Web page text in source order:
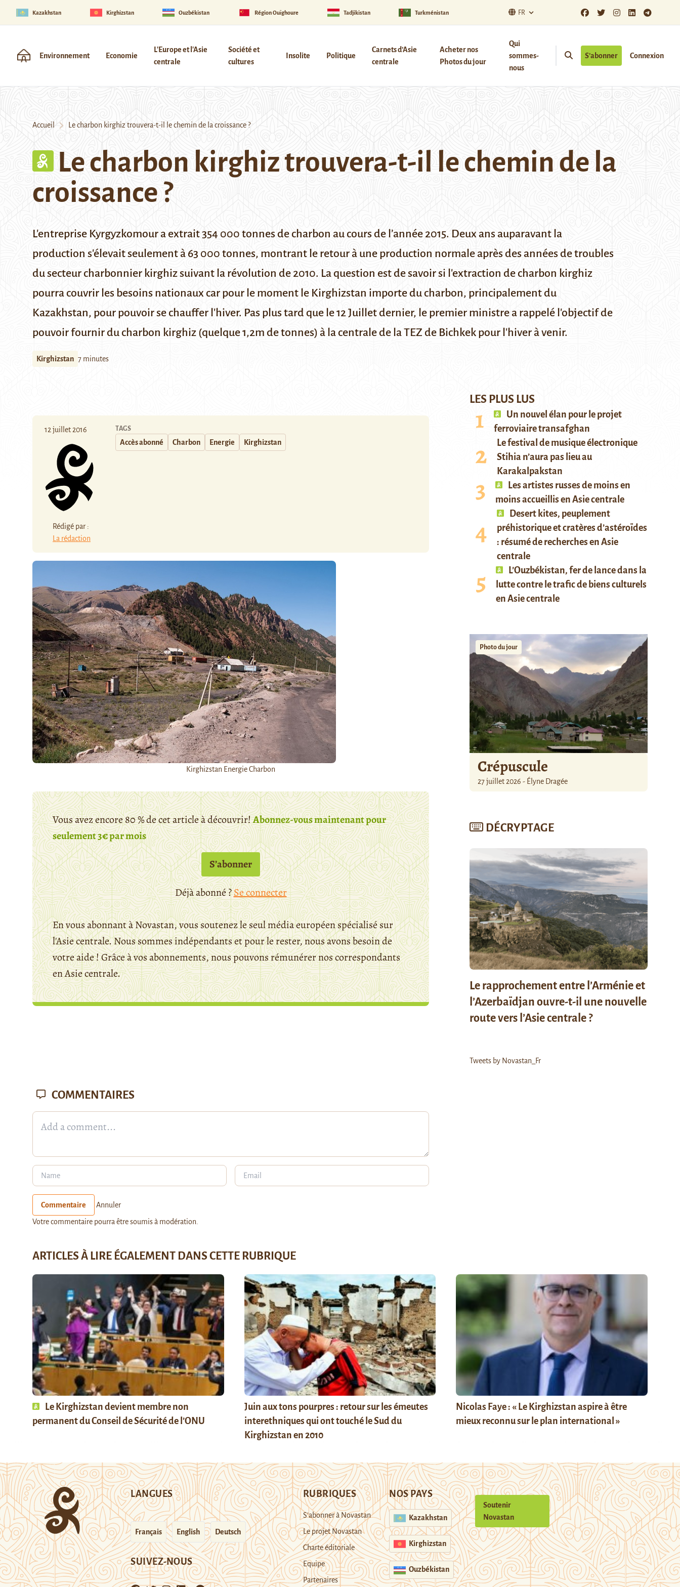
Kazakhstan Kirghizstan Ouzbékistan Région Ouïghoure Tadjikistan Turkménistan FR
Environnement Economie
L'Europe et l'Asie
centrale
Société et
cultures
Insolite Politique
Carnets d’Asie
centrale
Acheter nos
Photos du jour
Qui
sommes-
nous
S’abonner Connexion
Accueil Le charbon kirghiz trouvera-t-il le chemin de la croissance ?
Le charbon kirghiz trouvera-t-il le chemin de la
croissance ?
L'entreprise Kyrgyzkomour a extrait 354 000 tonnes de charbon au cours de l’année 2015. Deux ans auparavant la
production s'élevait seulement à 63 000 tonnes, montrant le retour à une production normale après des années de troubles
du secteur charbonnier kirghiz suivant la révolution de 2010. La question est de savoir si l'extraction de charbon kirghiz
pourra couvrir les besoins nationaux car pour le moment le Kirghizstan importe du charbon, principalement du
Kazakhstan, pour pouvoir se chauffer l'hiver. Pas plus tard que le12 Juillet dernier, le premier ministre a rappelé l'objectif de
pouvoir fournir du charbon kirghiz (quelque 1,2m de tonnes) à la centrale de la TEZ de Bichkek pour l'hiver à venir.
Kirghizstan 7 minutes
12 juillet 2016
Rédigé par :
La rédaction
TAGS
Accès abonné Charbon Energie Kirghizstan
Kirghizstan Energie Charbon
Vous avez encore 80 % de cet article à découvrir!Abonnez-vous maintenant pour
seulement 3€ par mois
S’abonner
Déjà abonné ?Se connecter
En vous abonnant à Novastan, vous soutenez le seul média européen spécialisé sur
l'Asie centrale. Nous sommes indépendants et pour le rester, nous avons besoin de
votre aide ! Grâce à vos abonnements, nous pouvons rémunérer nos correspondants
en Asie centrale.
LES PLUS LUS
Un nouvel élan pour le projet
ferroviaire transafghan
Le festival de musique électronique
Stihia n’aura pas lieu au
Karakalpakstan
Les artistes russes de moins en
moins accueillis en Asie centrale
Desert kites, peuplement
préhistorique et cratères d’astéroïdes
: résumé de recherches en Asie
centrale
L’Ouzbékistan, fer de lance dans la
lutte contre le trafic de biens culturels
en Asie centrale
Photo du jour
Crépuscule
27 juillet 2026 - Élyne Dragée
DÉCRYPTAGE
Le rapprochement entre l’Arménie et
l’Azerbaïdjan ouvre-t-il une nouvelle
route vers l’Asie centrale ?
Tweets by Novastan_Fr
COMMENTAIRES
Commentaire Annuler
Votre commentaire pourra être soumis à modération.
ARTICLES À LIRE ÉGALEMENT DANS CETTE RUBRIQUE
Le Kirghizstan devient membre non
permanent du Conseil de Sécurité de l’ONU
Juin aux tons pourpres : retour sur les émeutes
interethniques qui ont touché le Sud du
Kirghizstan en 2010
Nicolas Faye : « Le Kirghizstan aspire à être
mieux reconnu sur le plan international »
LANGUES
Français English Deutsch
SUIVEZ-NOUS
RUBRIQUES
S’abonner à Novastan
Le projet Novastan
Charte éditoriale
Equipe
Partenaires
NOS PAYS
Kazakhstan
Kirghizstan
Ouzbékistan
Soutenir
Novastan